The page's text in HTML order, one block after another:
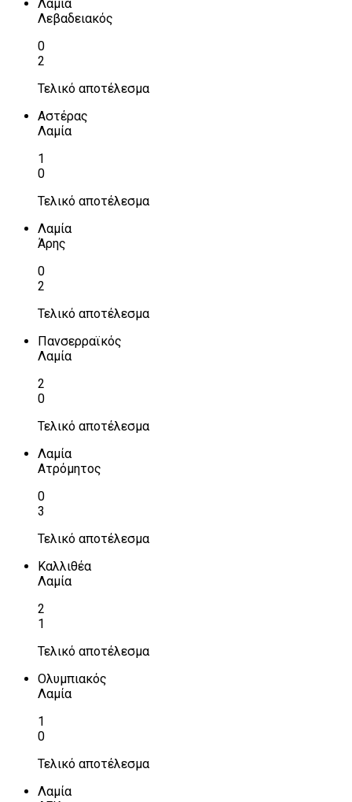
Λαμία
Λεβαδειακός
0
2
Τελικό αποτέλεσμα
Αστέρας
Λαμία
1
0
Τελικό αποτέλεσμα
Λαμία
Άρης
0
2
Τελικό αποτέλεσμα
Πανσερραϊκός
Λαμία
2
0
Τελικό αποτέλεσμα
Λαμία
Ατρόμητος
0
3
Τελικό αποτέλεσμα
Καλλιθέα
Λαμία
2
1
Τελικό αποτέλεσμα
Ολυμπιακός
Λαμία
1
0
Τελικό αποτέλεσμα
Λαμία